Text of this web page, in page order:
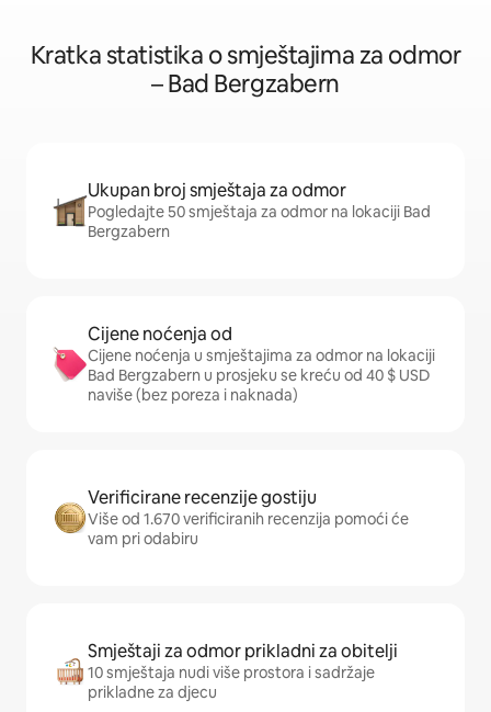
Kratka statistika o smještajima za odmor
– Bad Bergzabern
Ukupan broj smještaja za odmor
Pogledajte 50 smještaja za odmor na lokaciji Bad
Bergzabern
Cijene noćenja od
Cijene noćenja u smještajima za odmor na lokaciji
Bad Bergzabern u prosjeku se kreću od 40 $ USD
naviše (bez poreza i naknada)
Verificirane recenzije gostiju
Više od 1.670 verificiranih recenzija pomoći će
vam pri odabiru
Smještaji za odmor prikladni za obitelji
10 smještaja nudi više prostora i sadržaje
prikladne za djecu